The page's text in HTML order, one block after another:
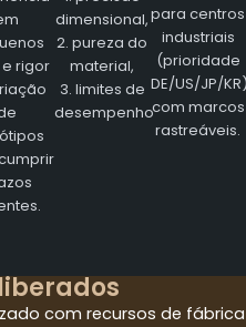
rigor
dimensional,
2. pureza do
material,
3. limites de
desempenho
para centros
industriais
(prioridade
DE/US/JP/
com marcos
rastreáveis.
com recursos de fábrica